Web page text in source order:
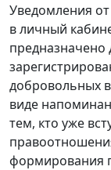
Уведомления
в личный
предназначено
добровольных
виде
тем, кто уже
формирования